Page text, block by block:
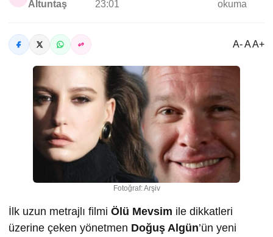
Altuntaş 23:01 okuma
A- A A+
Fotoğraf: Arşiv
İlk uzun metrajlı filmi Ölü Mevsim ile dikkatleri
üzerine çeken yönetmen Doğuş Algün’ün yeni